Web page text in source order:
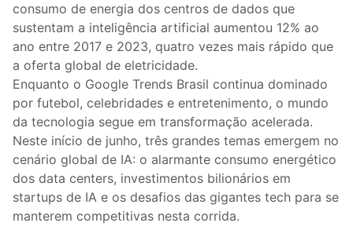
consumo de energia dos centros de dados que
sustentam a inteligência artificial aumentou 12% ao
ano entre 2017 e 2023, quatro vezes mais rápido que
a oferta global de eletricidade.
Enquanto o Google Trends Brasil continua dominado
por futebol, celebridades e entretenimento, o mundo
da tecnologia segue em transformação acelerada.
Neste início de junho, três grandes temas emergem no
cenário global de IA: o alarmante consumo energético
dos data centers, investimentos bilionários em
startups de IA e os desafios das gigantes tech para se
manterem competitivas nesta corrida.